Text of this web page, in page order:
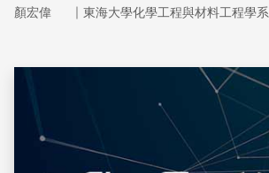
顏宏偉 ｜ 東海大學化學工程與材料工程學系